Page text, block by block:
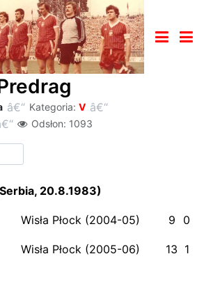
Kategoria: V
Odsłon: 1093
20.8.1983)
Wisła Płock (2004-05) 9 0
Wisła Płock (2005-06) 13 1
1